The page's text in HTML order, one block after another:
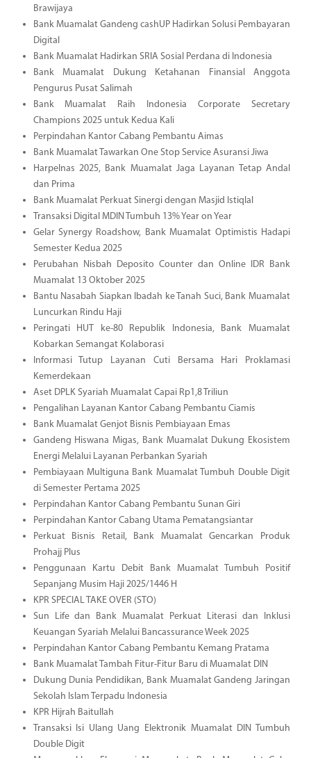
Brawijaya
Bank Muamalat Gandeng cashUP Hadirkan Solusi Pembayaran
Digital
Bank Muamalat Hadirkan SRIA Sosial Perdana di Indonesia
Bank Muamalat Dukung Ketahanan Finansial Anggota
Pengurus Pusat Salimah
Bank Muamalat Raih Indonesia Corporate Secretary
Champions 2025 untuk Kedua Kali
Perpindahan Kantor Cabang Pembantu Aimas
Bank Muamalat Tawarkan One Stop Service Asuransi Jiwa
Harpelnas 2025, Bank Muamalat Jaga Layanan Tetap Andal
dan Prima
Bank Muamalat Perkuat Sinergi dengan Masjid Istiqlal
Transaksi Digital MDIN Tumbuh 13% Year on Year
Gelar Synergy Roadshow, Bank Muamalat Optimistis Hadapi
Semester Kedua 2025
Perubahan Nisbah Deposito Counter dan Online IDR Bank
Muamalat 13 Oktober 2025
Bantu Nasabah Siapkan Ibadah ke Tanah Suci, Bank Muamalat
Luncurkan Rindu Haji
Peringati HUT ke-80 Republik Indonesia, Bank Muamalat
Kobarkan Semangat Kolaborasi
Informasi Tutup Layanan Cuti Bersama Hari Proklamasi
Kemerdekaan
Aset DPLK Syariah Muamalat Capai Rp1,8 Triliun
Pengalihan Layanan Kantor Cabang Pembantu Ciamis
Bank Muamalat Genjot Bisnis Pembiayaan Emas
Gandeng Hiswana Migas, Bank Muamalat Dukung Ekosistem
Energi Melalui Layanan Perbankan Syariah
Pembiayaan Multiguna Bank Muamalat Tumbuh Double Digit
di Semester Pertama 2025
Perpindahan Kantor Cabang Pembantu Sunan Giri
Perpindahan Kantor Cabang Utama Pematangsiantar
Perkuat Bisnis Retail, Bank Muamalat Gencarkan Produk
Prohajj Plus
Penggunaan Kartu Debit Bank Muamalat Tumbuh Positif
Sepanjang Musim Haji 2025/1446 H
KPR SPECIAL TAKE OVER (STO)
Sun Life dan Bank Muamalat Perkuat Literasi dan Inklusi
Keuangan Syariah Melalui Bancassurance Week 2025
Perpindahan Kantor Cabang Pembantu Kemang Pratama
Bank Muamalat Tambah Fitur-Fitur Baru di Muamalat DIN
Dukung Dunia Pendidikan, Bank Muamalat Gandeng Jaringan
Sekolah Islam Terpadu Indonesia
KPR Hijrah Baitullah
Transaksi Isi Ulang Uang Elektronik Muamalat DIN Tumbuh
Double Digit